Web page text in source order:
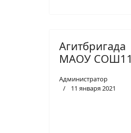
Агитбригада
МАОУ СОШ11
Администратор
11 января 2021